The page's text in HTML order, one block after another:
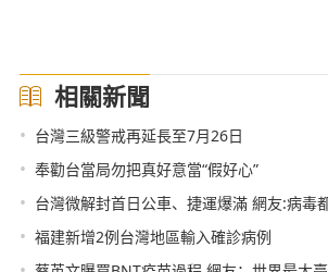
相關新聞
• 台灣三級警戒再延長至7月26日
• 奉勸台當局勿把真好意當“假好心”
• 台灣微解封首日公車、捷運爆滿 網友:病毒
• 福建新增2例台灣地區輸入確診病例